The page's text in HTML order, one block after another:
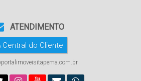
ATENDIMENTO
Central do Cliente